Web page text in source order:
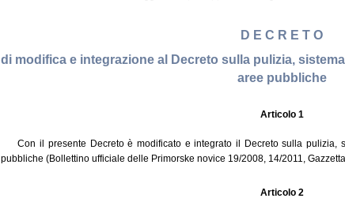
D E C R E T O
di modifica e integrazione al Decreto sulla pulizia,
aree pubbliche
Articolo 1
Con il presente Decreto è modificato e integrato il Decreto sulla pulizia,
pubbliche (Bollettino ufficiale delle Primorske novice 19/2008, 14/2011,
Articolo 2